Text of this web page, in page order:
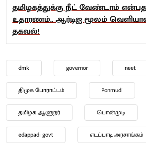
தமிழகத்துக்கு நீட் வேண்டாம்
உதாரணம்.. ஆர்டிஐ மூலம்
தகவல்!
dmk governor neet
திமுக போராட்டம் Ponmudi
தமிழக ஆளுநர் பொன்முடி
edappadi govt எடப்பாடி அரசாங்கம்